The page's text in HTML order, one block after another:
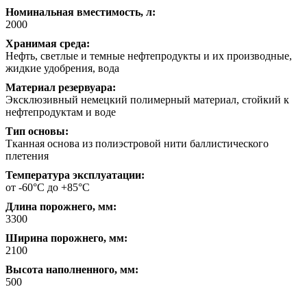
Номинальная вместимость, л:
2000
Хранимая среда:
Нефть, светлые и темные нефтепродукты и их производные,
жидкие удобрения, вода
Материал резервуара:
Эксклюзивный немецкий полимерный материал, стойкий к
нефтепродуктам и воде
Тип основы:
Тканная основа из полиэстровой нити баллистического
плетения
Температура эксплуатации:
от -60°С до +85°С
Длина порожнего, мм:
3300
Ширина порожнего, мм:
2100
Высота наполненного, мм:
500